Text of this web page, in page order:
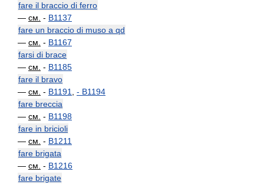
fare il braccio di ferro
— см. - B1137
fare un braccio di muso a qd
— см. - B1167
farsi di brace
— см. - B1185
fare il bravo
— см. - B1191 - B1194
fare breccia
— см. - B1198
fare in bricioli
— см. - B1211
fare brigata
— см. - B1216
fare brigate